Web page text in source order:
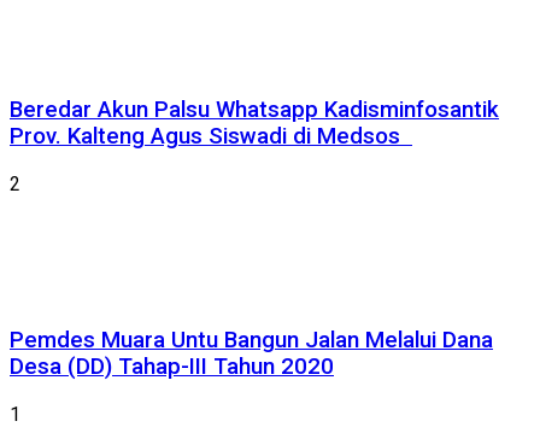
Beredar Akun Palsu Whatsapp Kadisminfosantik
Prov. Kalteng Agus Siswadi di Medsos
2
Pemdes Muara Untu Bangun Jalan Melalui Dana
Desa (DD) Tahap-III Tahun 2020
1